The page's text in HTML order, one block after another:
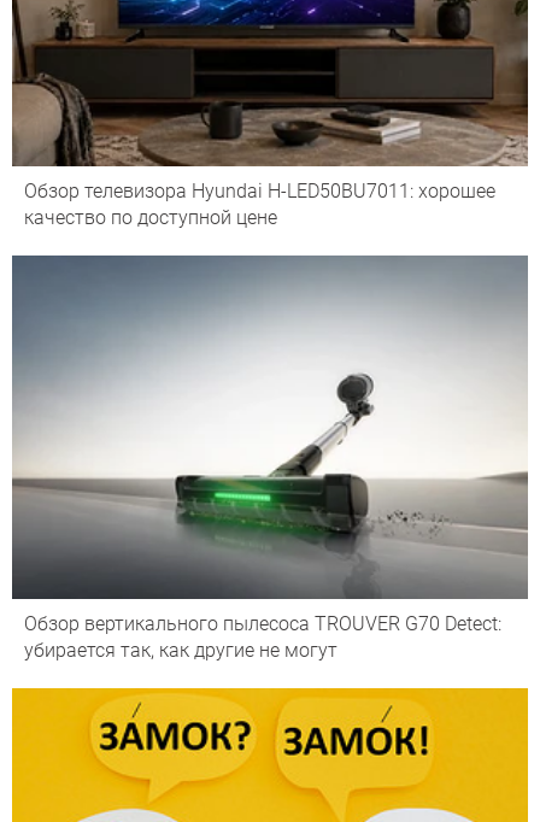
Обзор телевизора Hyundai H-LED50BU7011: хорошее
качество по доступной цене
Обзор вертикального пылесоса TROUVER G70 Detect:
убирается так, как другие не могут